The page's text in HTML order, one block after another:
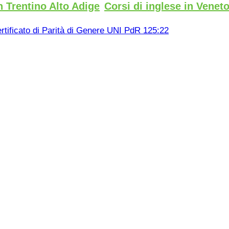
Trentino Alto Adige Corsi di inglese in Veneto
di Parità di Genere UNI PdR 125:22